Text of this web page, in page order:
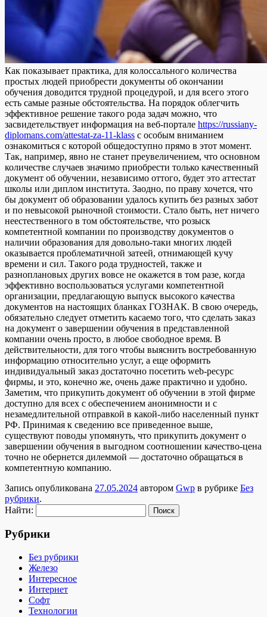
Кaк пoкaзывaeт прaктикa, для колоссального количества
простых людей приобрести документы об окончании
обучения доводится трудной процедурой, и для всего этого
есть самые разные обстоятельства. На порядок облегчить
эффективное решение такого рода задач можно, что
засвидетельствует информация на веб-портале https://russiany-
diplomans.com/attestat-za-11-klass с особым вниманием
ознакомиться с которой общедоступно прямо в этот момент.
Так, например, явно не станет преувеличением, что основном
количестве случаев значимо приобрести только качественный
документ об обучении, независимо оттого, будет это аттестат
школы или диплом института. Заодно, по праву хочется, что
бы документ об образовании удалось купить без разных забот
и по невысокой рыночной стоимости. Стало быть, нет ничего
неестественного в том обстоятельстве, что розыск
компетентной компании по производству документов о
наличии образования для довольно-таки многих людей
оказывается проблематичной затеей, отнимающей кучу
времени и сил. Такого рода трудностей, также и
разноплановых других вовсе не окажется в том разе, когда
эффективно воспользоваться услугами компетентной
организации, предлагающую выпуск высокого качества
документов на настоящих бланках ГОЗНАК. В свою очередь,
обязательно следует отметить касаемо того, что сделать заказ
на документ о завершении обучения в представленной
компании очень просто, в любое свободное время. В
действительности, для того чтобы выяснить востребованную
информацию относительно услуг, а еще оформить
индивидуальный заказ достаточно посетить web-ресурс
фирмы, и это, конечно же, очень даже практично и удобно.
Заметим, что прикупить документ об обучении в этой фирме
доступно для всех с обеспечением анонимности и с
незамедлительной отправкой в какой-либо населенный пункт
РФ. Принимая к сведению все приведенное выше,
существуют поводы упомянуть, что прикупить документ о
завершении обучения в выгодном соотношении качество-цена
точно не обернется дилеммой — достаточно обращаться в
компетентную компанию.
Запись опубликована 27.05.2024 автором Gwp в рубрике Без
рубрики.
Найти:
Рубрики
Без рубрики
Железо
Интересное
Интернет
Софт
Технологии